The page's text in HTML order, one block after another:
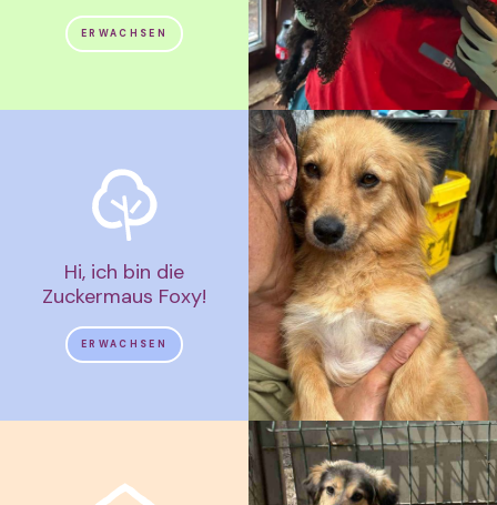
ERWACHSEN
Hi, ich bin die
Zuckermaus Foxy!
ERWACHSEN